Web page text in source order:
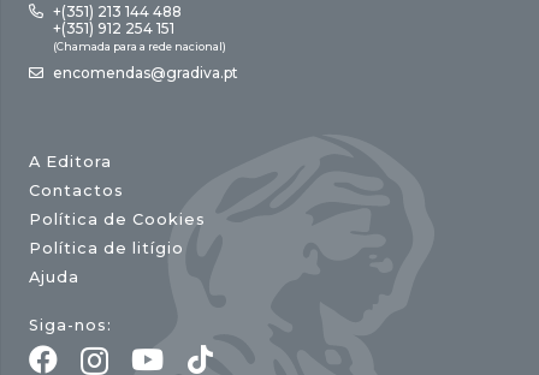
+(351) 213 144 488
+(351) 912 254 151
(Chamada para a rede nacional)
encomendas@gradiva.pt
A Editora
Contactos
Política de Cookies
Política de litígio
Ajuda
Siga-nos: